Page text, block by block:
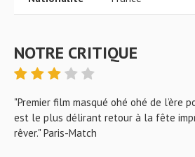
NOTRE CRITIQUE
"Premier film masqué ohé ohé de l’ère
est le plus délirant retour à la fête
rêver." Paris-Match